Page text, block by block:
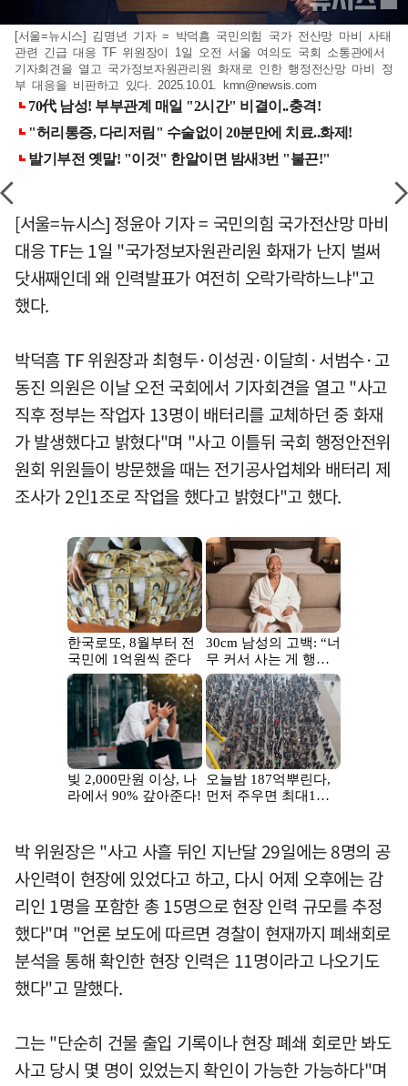
[서울=뉴시스] 김명년 기자 = 박덕흠 국민의힘 국가 전산망 마비 사태
관련 긴급 대응 TF 위원장이 1일 오전 서울 여의도 국회 소통관에서
기자회견을 열고 국가정보자원관리원 화재로 인한 행정전산망 마비 정
부 대응을 비판하고 있다. 2025.10.01.
kmn@newsis.com
[서울=뉴시스] 정윤아 기자 = 국민의힘 국가전산망 마비
대응 TF는 1일 "국가정보자원관리원 화재가 난지 벌써
닷새째인데 왜 인력발표가 여전히 오락가락하느냐"고
했다.
박덕흠 TF 위원장과 최형두·이성권·이달희·서범수·고
동진 의원은 이날 오전 국회에서 기자회견을 열고 "사고
직후 정부는 작업자 13명이 배터리를 교체하던 중 화재
가 발생했다고 밝혔다"며 "사고 이틀뒤 국회 행정안전위
원회 위원들이 방문했을 때는 전기공사업체와 배터리 제
조사가 2인1조로 작업을 했다고 밝혔다"고 했다.
박 위원장은 "사고 사흘 뒤인 지난달 29일에는 8명의 공
사인력이 현장에 있었다고 하고, 다시 어제 오후에는 감
리인 1명을 포함한 총 15명으로 현장 인력 규모를 추정
했다"며 "언론 보도에 따르면 경찰이 현재까지 폐쇄회로
분석을 통해 확인한 현장 인력은 11명이라고 나오기도
했다"고 말했다.
그는 "단순히 건물 출입 기록이나 현장 폐쇄 회로만 봐도
사고 당시 몇 명이 있었는지 확인이 가능한 가능하다"며